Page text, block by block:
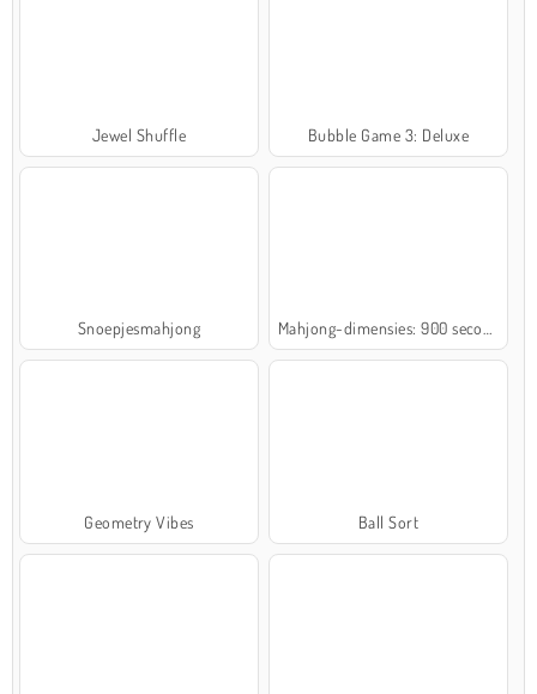
Jewel Shuffle Bubble Game 3: Deluxe
Snoepjesmahjong
Geometry Vibes Ball Sort